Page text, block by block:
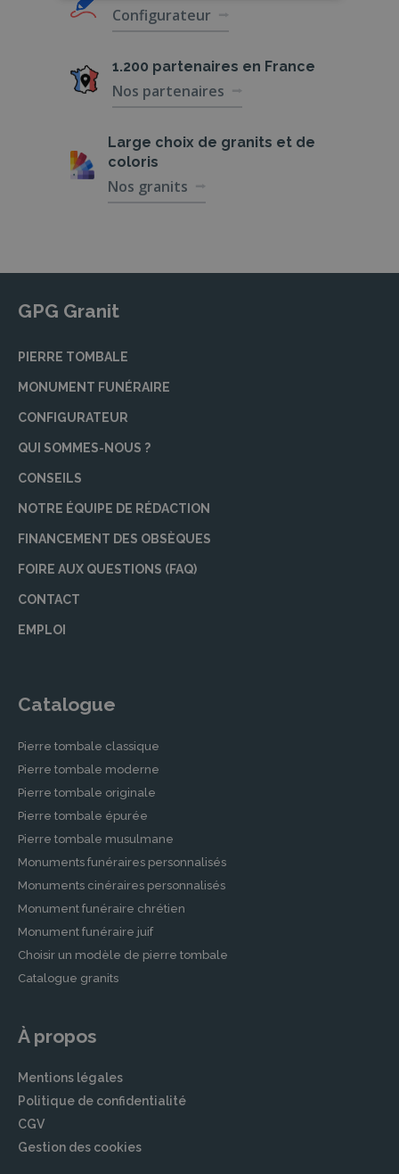
Configurateur
1.200 partenaires en France
Nos partenaires
Large choix de granits et de
coloris
Nos granits
GPG Granit
PIERRE TOMBALE
MONUMENT FUNÉRAIRE
CONFIGURATEUR
QUI SOMMES-NOUS ?
CONSEILS
NOTRE ÉQUIPE DE RÉDACTION
FINANCEMENT DES OBSÈQUES
FOIRE AUX QUESTIONS (FAQ)
CONTACT
EMPLOI
Catalogue
Pierre tombale classique
Pierre tombale moderne
Pierre tombale originale
Pierre tombale épurée
Pierre tombale musulmane
Monuments funéraires personnalisés
Monuments cinéraires personnalisés
Monument funéraire chrétien
Monument funéraire juif
Choisir un modèle de pierre tombale
Catalogue granits
À propos
Mentions légales
Politique de confidentialité
CGV
Gestion des cookies